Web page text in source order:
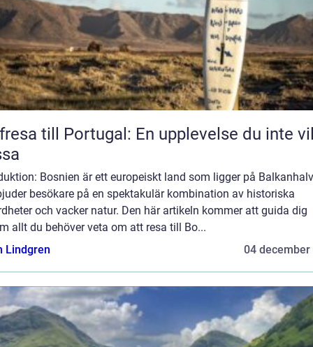
till Portugal: En upplevelse du inte
Bosnien är ett europeiskt land som ligger på
besökare på en spektakulär kombination av historiska
och vacker natur. Den här artikeln kommer att guida dig
allt du behöver veta om att resa till Bo...
Lindgren
04 december